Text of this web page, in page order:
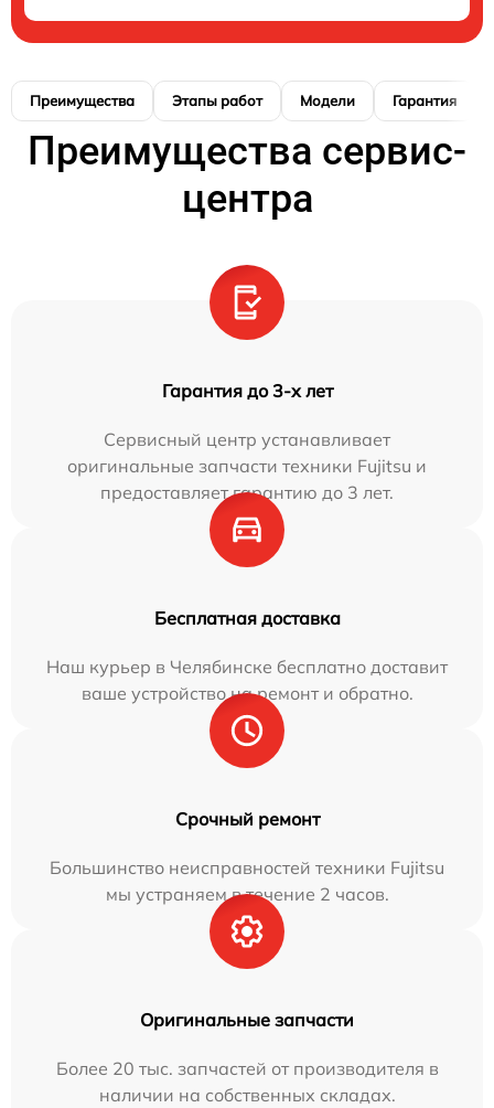
Преимущества Этапы работ Модели Гарантия
Преимущества сервис-
центра
Гарантия до 3-х лет
Сервисный центр устанавливает
оригинальные запчасти техники Fujitsu и
предоставляет гарантию до 3 лет.
Бесплатная доставка
Наш курьер в Челябинске бесплатно доставит
ваше устройство на ремонт и обратно.
Срочный ремонт
Большинство неисправностей техники Fujitsu
мы устраняем в течение 2 часов.
Оригинальные запчасти
Более 20 тыс. запчастей от производителя в
наличии на собственных складах.